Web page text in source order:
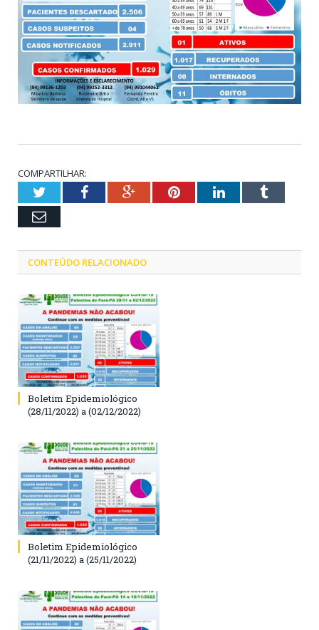
COMPARTILHAR:
TwitterFacebookGoogle+PinterestLinkedInTumblr
Email
CONTEÚDO RELACIONADO
Boletim Epidemiológico
(28/11/2022) a (02/12/2022)
Boletim Epidemiológico
(21/11/2022) a (25/11/2022)